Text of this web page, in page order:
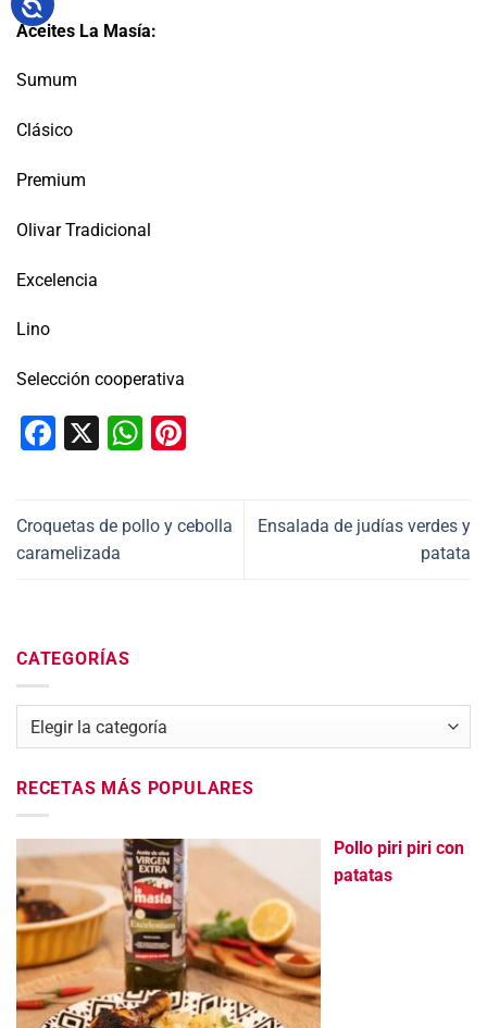
Aceites La Masía:
Sumum
Clásico
Premium
Olivar Tradicional
Excelencia
Lino
Selección cooperativa
Facebook
X WhatsApp
Croquetas de pollo y cebolla
caramelizada
Ensalada de judías verdes y
patata
CATEGORÍAS
Categorías
RECETAS MÁS POPULARES
Pollo piri piri con
patatas